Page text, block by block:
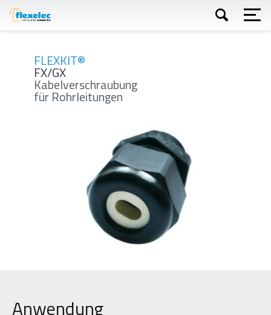
Direkt
zum
FLEXKIT®
FX/GX
Kabelverschraubung
für Rohrleitungen
Anwendung